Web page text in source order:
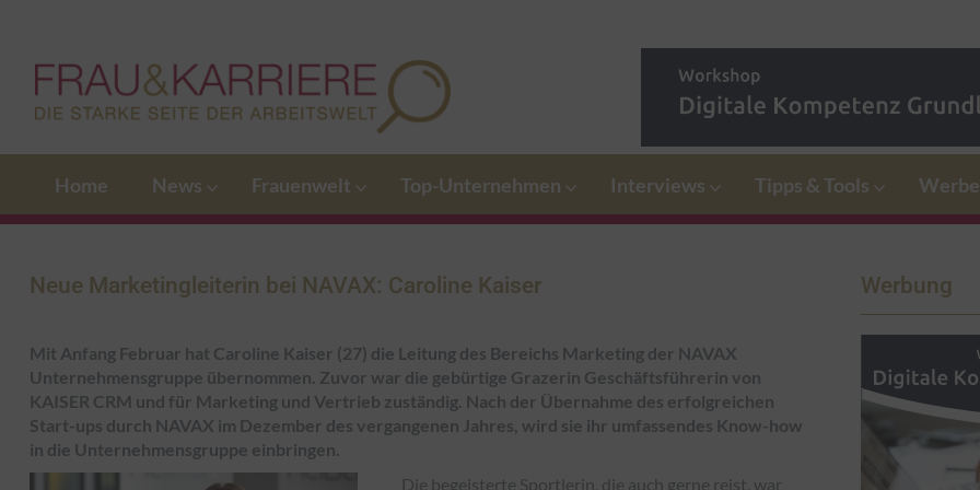
Home News Frauenwelt Top-Unternehmen Interviews Tipps & Tools
Neue Marketingleiterin bei NAVAX: Caroline Kaiser
Mit Anfang Februar hat Caroline Kaiser (27) die Leitung des Bereichs Marketing der NAVAX
Unternehmensgruppe übernommen. Zuvor war die gebürtige Grazerin Geschäftsführerin von
KAISER CRM und für Marketing und Vertrieb zuständig. Nach der Übernahme des erfolgreichen
Start-ups durch NAVAX im Dezember des vergangenen Jahres, wird sie ihr umfassendes Know-how
in die Unternehmensgruppe einbringen.
Die begeisterte Sportlerin, die auch gerne reist, war
Werbung